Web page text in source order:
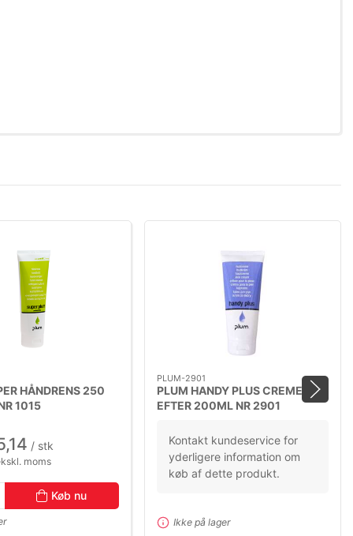
HÅNDRENS 250
1015
/ stk
moms
Køb nu
PLUM-2901
PLUM HANDY PLUS CREME
EFTER 200ML NR 2901
Kontakt kundeservice for
yderligere information om
køb af dette produkt.
Ikke på lager